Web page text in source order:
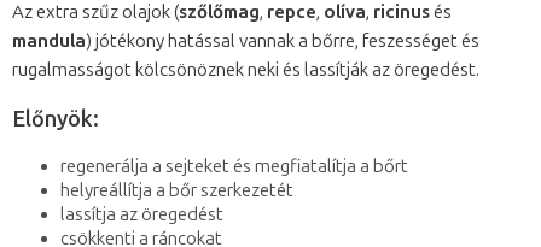
Az extra szűz olajok (szőlőmag, repce, olíva, ricinusés
mandula) jótékony hatással vannak a bőrre, feszességet és
rugalmasságot kölcsönöznek neki és lassítják az öregedést.
Előnyök:
regenerálja a sejteket és megfiatalítja a bőrt
helyreállítja a bőr szerkezetét
lassítja az öregedést
csökkenti a ráncokat